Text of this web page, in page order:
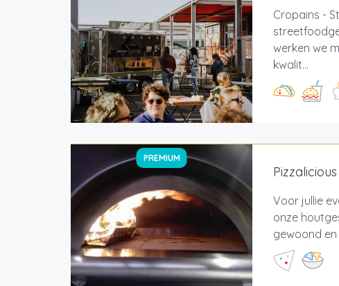
Cropains -
werken we
kwalit...
PREMIUM
Pizzalicious
Voor jullie
onze
gewoond